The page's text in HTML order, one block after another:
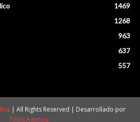
1469
1268
963
637
557
| All Rights Reserved | Desarrollado por
Totus Agencia